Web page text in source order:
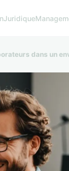
Juridique
dans un